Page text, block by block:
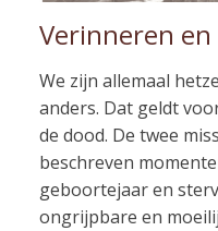
Verinneren
We zijn allemaal
anders. Dat geldt
de dood. De twee
beschreven
geboortejaar en
ongrijpbare en